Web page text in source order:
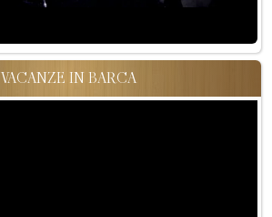
VACANZE IN BARCA